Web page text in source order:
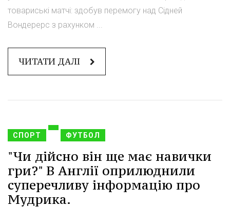
товариські матчі: здобув перемогу над Сідней
Вондерерс з рахунком ...
ЧИТАТИ ДАЛІ
СПОРТ ФУТБОЛ
"Чи дійсно він ще має навички
гри?" В Англії оприлюднили
суперечливу інформацію про
Мудрика.